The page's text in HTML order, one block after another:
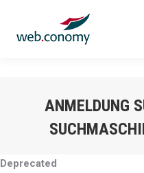
Deprecated
ANMELDUNG